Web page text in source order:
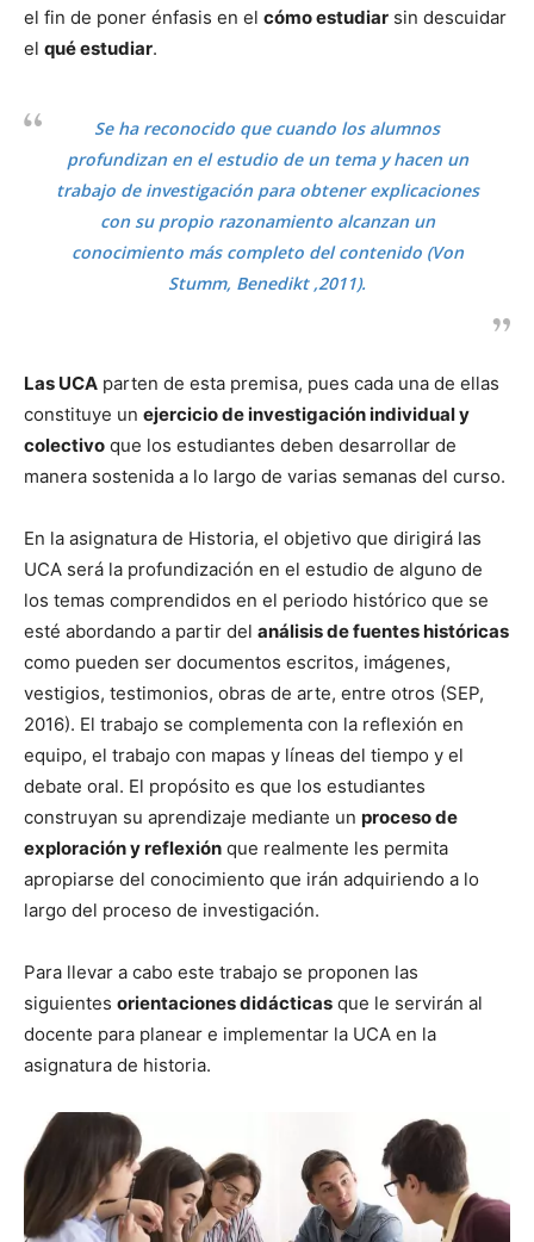
el fin de poner énfasis en el cómo estudiar sin descuidar
el qué estudiar.
Se ha reconocido que cuando los alumnos
profundizan en el estudio de un tema y hacen un
trabajo de investigación para obtener explicaciones
con su propio razonamiento alcanzan un
conocimiento más completo del contenido (Von
Stumm, Benedikt ,2011).
Las UCA parten de esta premisa, pues cada una de ellas
constituye un ejercicio de investigación individual y
colectivo que los estudiantes deben desarrollar de
manera sostenida a lo largo de varias semanas del curso.
En la asignatura de Historia, el objetivo que dirigirá las
UCA será la profundización en el estudio de alguno de
los temas comprendidos en el periodo histórico que se
esté abordando a partir del análisis de fuentes históricas
como pueden ser documentos escritos, imágenes,
vestigios, testimonios, obras de arte, entre otros (SEP,
2016). El trabajo se complementa con la reflexión en
equipo, el trabajo con mapas y líneas del tiempo y el
debate oral. El propósito es que los estudiantes
construyan su aprendizaje mediante un proceso de
exploración y reflexión que realmente les permita
apropiarse del conocimiento que irán adquiriendo a lo
largo del proceso de investigación.
Para llevar a cabo este trabajo se proponen las
siguientes orientaciones didácticas que le servirán al
docente para planear e implementar la UCA en la
asignatura de historia.